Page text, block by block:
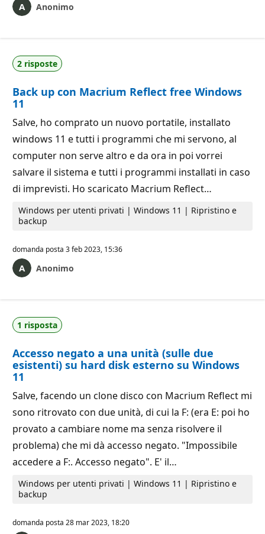
Anonimo
2 risposte
Back up con Macrium Reflect free Windows
11
Salve, ho comprato un nuovo portatile, installato
windows 11 e tutti i programmi che mi servono, al
computer non serve altro e da ora in poi vorrei
salvare il sistema e tutti i programmi installati in caso
di imprevisti. Ho scaricato Macrium Reflect…
Windows per utenti privati | Windows 11 | Ripristino e
backup
domanda posta 3 feb 2023, 15:36
Anonimo
1 risposta
Accesso negato a una unità (sulle due
esistenti) su hard disk esterno su Windows
11
Salve, facendo un clone disco con Macrium Reflect mi
sono ritrovato con due unità, di cui la F: (era E: poi ho
provato a cambiare nome ma senza risolvere il
problema) che mi dà accesso negato. "Impossibile
accedere a F:. Accesso negato". E' il…
Windows per utenti privati | Windows 11 | Ripristino e
backup
domanda posta 28 mar 2023, 18:20